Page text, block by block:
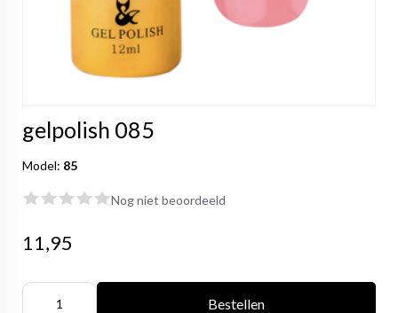
gelpolish 085
Model: 85
Nog niet beoordeeld
11,95
Bestellen